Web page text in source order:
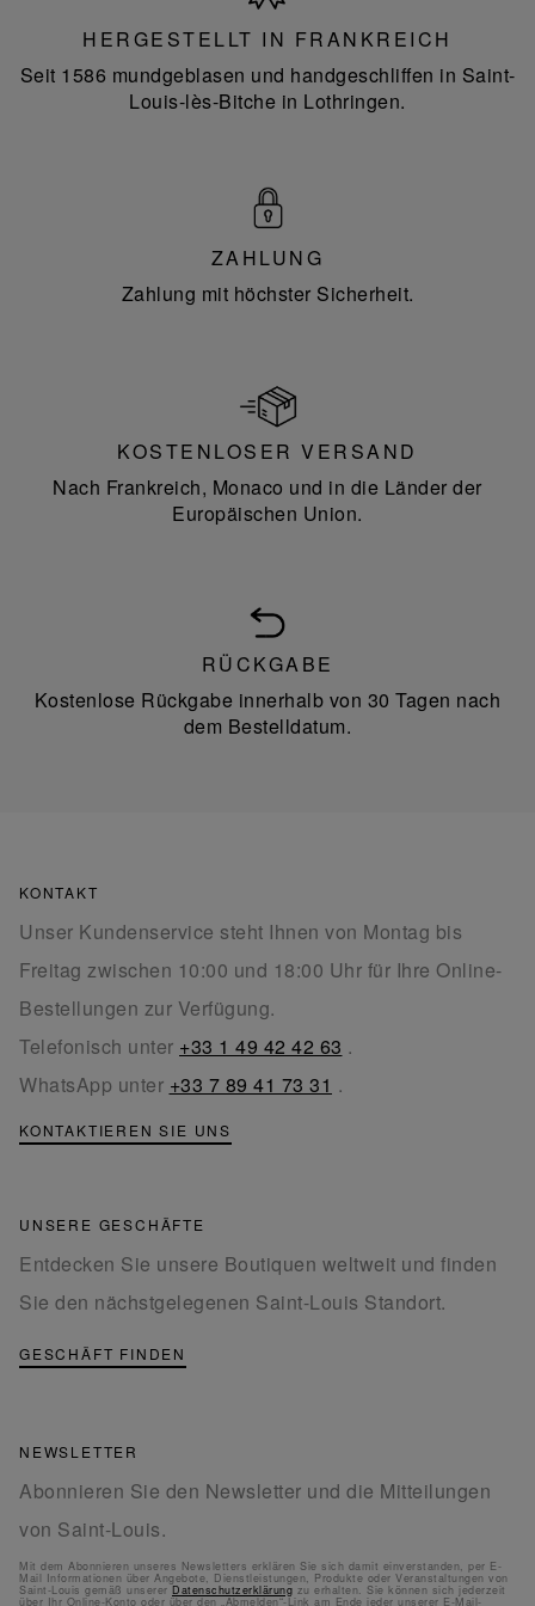
HERGESTELLT IN FRANKREICH
Seit 1586 mundgeblasen und handgeschliffen in Saint-
Louis-lès-Bitche in Lothringen.
ZAHLUNG
Zahlung mit höchster Sicherheit.
KOSTENLOSER VERSAND
Nach Frankreich, Monaco und in die Länder der
Europäischen Union.
RÜCKGABE
Kostenlose Rückgabe innerhalb von 30 Tagen nach
dem Bestelldatum.
KONTAKT
Unser Kundenservice steht Ihnen von Montag bis
Freitag zwischen 10:00 und 18:00 Uhr für Ihre Online-
Bestellungen zur Verfügung.
Telefonisch unter +33 1 49 42 42 63 .
WhatsApp unter +33 7 89 41 73 31 .
KONTAKTIEREN SIE UNS
UNSERE GESCHÄFTE
Entdecken Sie unsere Boutiquen weltweit und finden
Sie den nächstgelegenen Saint-Louis Standort.
GESCHÄFT FINDEN
NEWSLETTER
Abonnieren Sie den Newsletter und die Mitteilungen
von Saint-Louis.
Mit dem Abonnieren unseres Newsletters erklären Sie sich damit einverstanden, per E-
Mail Informationen über Angebote, Dienstleistungen, Produkte oder Veranstaltungen von
Saint-Louis gemäß unserer Datenschutzerklärung zu erhalten. Sie können sich jederzeit
über Ihr Online-Konto oder über den „Abmelden“-Link am Ende jeder unserer E-Mail-